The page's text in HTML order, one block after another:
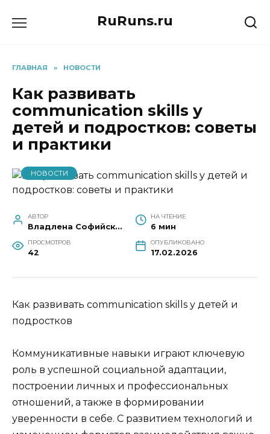
RuRuns.ru
ГЛАВНАЯ » НОВОСТИ
Как развивать
communication skills у
детей и подростков: советы
и практики
НОВОСТИ
АВТОР
Владлена Софийская
НА ЧТЕНИЕ
6 мин
ПРОСМОТРОВ
42
ОПУБЛИКОВАНО
17.02.2026
Как развивать communication skills у детей и
подростков
Коммуникативные навыки играют ключевую
роль в успешной социальной адаптации,
построении личных и профессиональных
отношений, а также в формировании
уверенности в себе. С развитием технологий и